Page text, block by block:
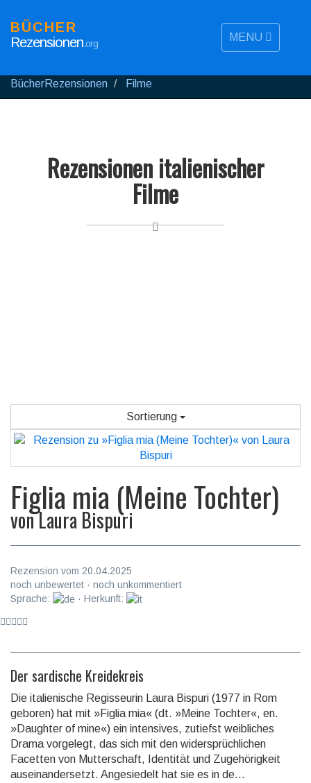
MENU
BÜCHER
Rezensionen.org
BücherRezensionen Filme
Rezensionen italienischer
Filme
Sortierung
Figlia mia (Meine Tochter)
vonLaura Bispuri
Rezension vom 20.04.2025
noch unbewertet · noch unkommentiert
Sprache:
· Herkunft:
Der sardische Kreidekreis
Die italienische Regisseurin Laura Bispuri (1977 in Rom
geboren) hat mit »Figlia mia« (dt. »Meine Tochter«, en.
»Daughter of mine«) ein inten­sives, zutiefst weib­liches
Drama vorgelegt, das sich mit den wider­sprüch­lichen
Facetten von Mutter­schaft, Identität und Zuge­hörig­keit
aus­einander­setzt. Ange­siedelt hat sie es in de...